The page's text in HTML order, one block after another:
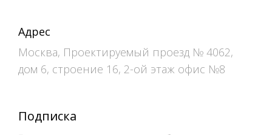
Адрес
Москва, Проектируемый проезд № 4062,
дом 6, строение 16, 2-ой этаж офис №8
Подписка